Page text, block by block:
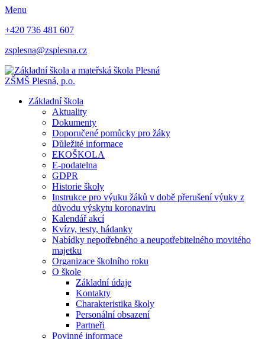
Menu
+420 736 481 607
zsplesna@zsplesna.cz
ZŠMŠ Plesná, p.o.
Základní škola
Aktuality
Dokumenty
Doporučené pomůcky pro žáky
Důležité informace
EKOŠKOLA
E-podatelna
GDPR
Historie školy
Instrukce pro výuku žáků v době přerušení výuky z
důvodu výskytu koronaviru
Kalendář akcí
Kvízy, testy, hádanky
Nabídky nepotřebného a neupotřebitelného movitého
majetku
Organizace školního roku
O škole
Základní údaje
Kontakty
Charakteristika školy
Personální obsazení
Partneři
Povinné informace